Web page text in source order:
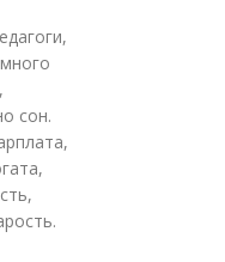
сон.